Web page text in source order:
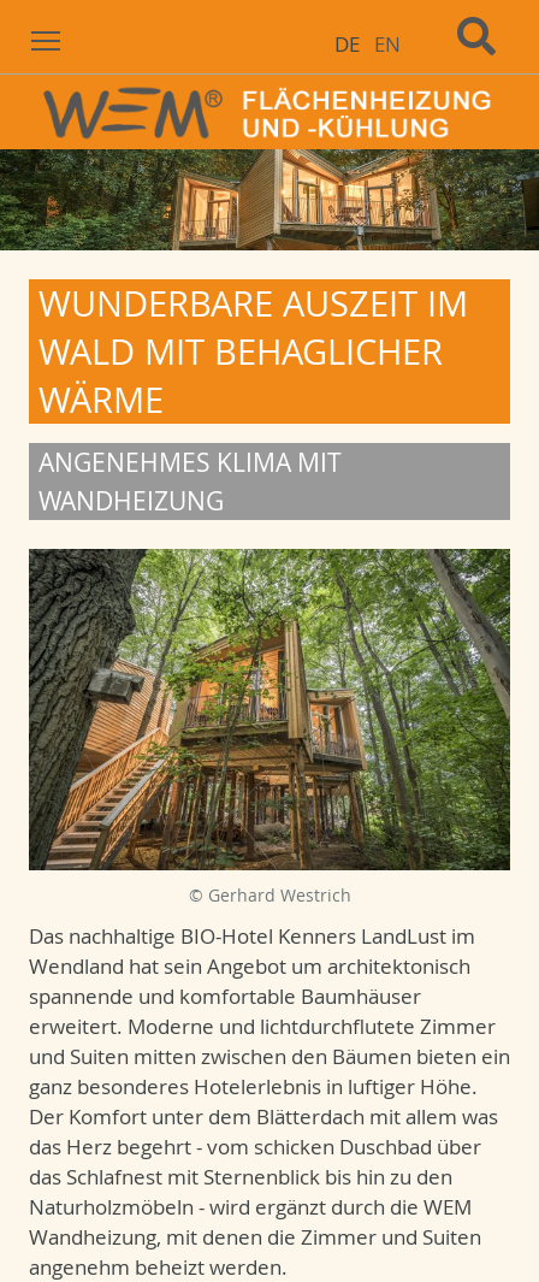
DE EN
WUNDERBARE AUSZEIT IM
WALD MIT BEHAGLICHER
WÄRME
ANGENEHMES KLIMA MIT
WANDHEIZUNG
© Gerhard Westrich
Das nachhaltige BIO-Hotel Kenners LandLust im
Wendland hat sein Angebot um architektonisch
spannende und komfortable Baumhäuser
erweitert. Moderne und lichtdurchflutete Zimmer
und Suiten mitten zwischen den Bäumen bieten ein
ganz besonderes Hotelerlebnis in luftiger Höhe.
Der Komfort unter dem Blätterdach mit allem was
das Herz begehrt - vom schicken Duschbad über
das Schlafnest mit Sternenblick bis hin zu den
Naturholzmöbeln - wird ergänzt durch die WEM
Wandheizung, mit denen die Zimmer und Suiten
angenehm beheizt werden.